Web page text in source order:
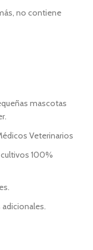
no contiene
mascotas
Veterinarios
100%